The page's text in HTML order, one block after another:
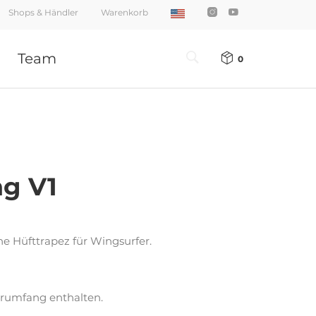
Shops & Händler Warenkorb
Team 0
V1
Hüfttrapez für Wingsurfer.
enthalten.